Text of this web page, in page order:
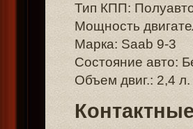
Тип КПП:
Мощность
Марка: Saab 9-3
Состояние авто:
Объем двиг.: 2,4 л.